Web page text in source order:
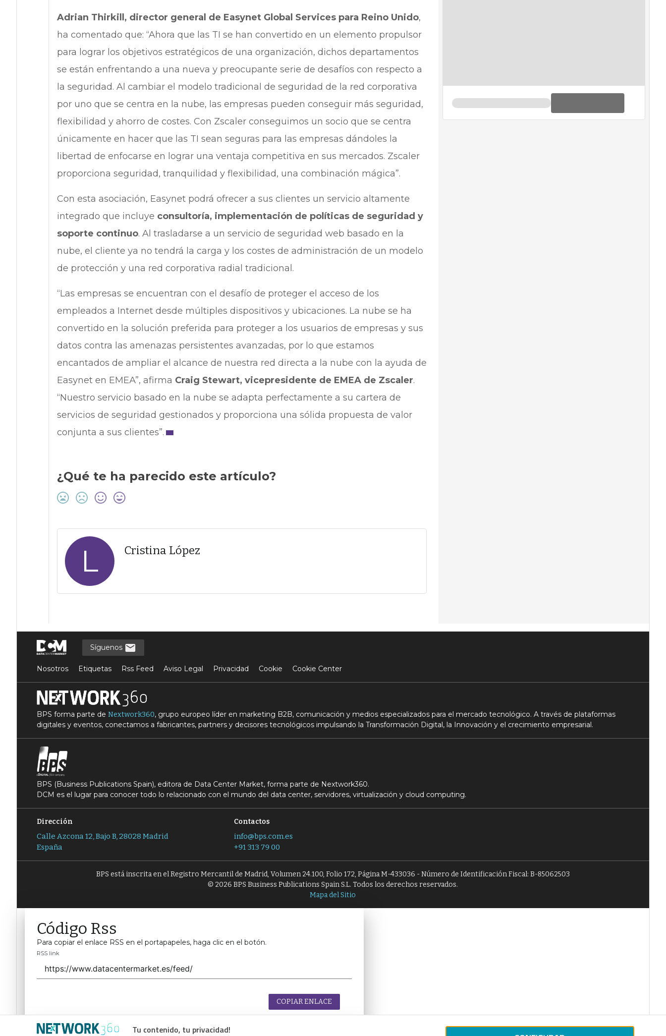
Adrian Thirkill, director general de Easynet Global Services para Reino Unido,
ha comentado que: “Ahora que las TI se han convertido en un elemento propulsor
para lograr los objetivos estratégicos de una organización, dichos departamentos
se están enfrentando a una nueva y preocupante serie de desafíos con respecto a
la seguridad. Al cambiar el modelo tradicional de seguridad de la red corporativa
por uno que se centra en la nube, las empresas pueden conseguir más seguridad,
flexibilidad y ahorro de costes. Con Zscaler conseguimos un socio que se centra
únicamente en hacer que las TI sean seguras para las empresas dándoles la
libertad de enfocarse en lograr una ventaja competitiva en sus mercados. Zscaler
proporciona seguridad, tranquilidad y flexibilidad, una combinación mágica”.
Con esta asociación, Easynet podrá ofrecer a sus clientes un servicio altamente
integrado que incluye consultoría, implementación de políticas de seguridad y
soporte continuo. Al trasladarse a un servicio de seguridad web basado en la
nube, el cliente ya no tendrá la carga y los costes de administración de un modelo
de protección y una red corporativa radial tradicional.
“Las empresas se encuentran con el desafío de proteger el acceso de los
empleados a Internet desde múltiples dispositivos y ubicaciones. La nube se ha
convertido en la solución preferida para proteger a los usuarios de empresas y sus
datos contra las amenazas persistentes avanzadas, por lo que estamos
encantados de ampliar el alcance de nuestra red directa a la nube con la ayuda de
Easynet en EMEA”, afirma Craig Stewart, vicepresidente de EMEA de Zscaler.
“Nuestro servicio basado en la nube se adapta perfectamente a su cartera de
servicios de seguridad gestionados y proporciona una sólida propuesta de valor
conjunta a sus clientes”.
¿Qué te ha parecido este artículo?
L Cristina López
Tu contenido, tu privacidad!
Síguenos
Nosotros Etiquetas Rss Feed Aviso Legal Privacidad Cookie Cookie Center
BPS forma parte de Nextwork360, grupo europeo líder en marketing B2B, comunicación y medios especializados para el mercado tecnológico. A través de plataformas
digitales y eventos, conectamos a fabricantes, partners y decisores tecnológicos impulsando la Transformación Digital, la Innovación y el crecimiento empresarial.
BPS (Business Publications Spain), editora de Data Center Market, forma parte de Nextwork360.
DCM es el lugar para conocer todo lo relacionado con el mundo del data center, servidores, virtualización y cloud computing.
Dirección
Calle Azcona 12, Bajo B, 28028 Madrid
España
Contactos
info@bps.com.es
+91 313 79 00
BPS está inscrita en el Registro Mercantil de Madrid, Volumen 24.100, Folio 172, Página M-433036 - Número de Identificación Fiscal: B-85062503
© 2026 BPS Business Publications Spain S.L. Todos los derechos reservados.
Mapa del Sitio
Código Rss
Para copiar el enlace RSS en el portapapeles, haga clic en el botón.
RSS link
COPIAR ENLACE